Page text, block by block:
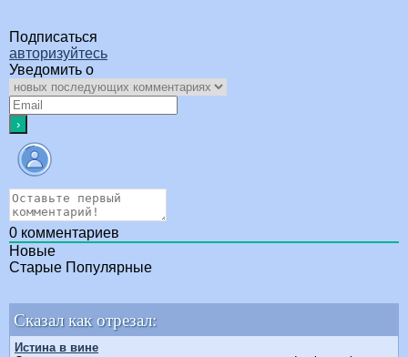
Подписаться
авторизуйтесь
Уведомить о
0 комментариев
Новые
Старые Популярные
Сказал как отрезал:
Истина в вине